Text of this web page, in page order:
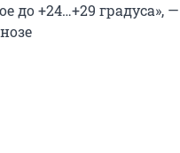
до +24…+29 градуса», —